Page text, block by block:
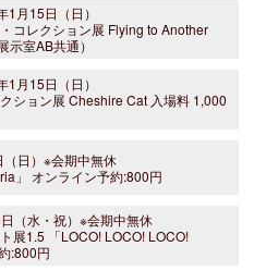
月15日（日）
コレクション展 Flying to Another
示室AB共通）
月15日（日）
ション展 Cheshire Cat 入場料 1,000
日）※会期中無休
」 オンライン予約:800円
（水・祝）※会期中無休
展1.5 「LOCO! LOCO! LOCO!
:800円